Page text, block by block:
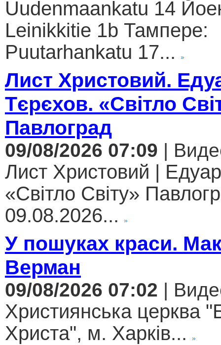
Uudenmaankatu 14
Leinikkitie 1b Тампере:
Puutarhankatu 17...
Лист Христовий.
Тєрєхов. «Світло
Павлоград
09/08/2026 07:09 |
Лист Христовий |
«Світло Світу»
09.08.2026...
У пошуках краси.
Верман
09/08/2026 07:02 |
Християнська церква
Христа", м. Харків...